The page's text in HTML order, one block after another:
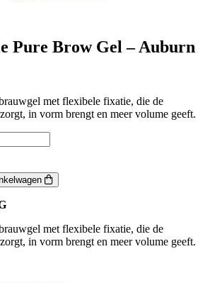
Pure Brow Gel – Auburn
met flexibele fixatie, die de
in vorm brengt en meer volume geeft.
met flexibele fixatie, die de
in vorm brengt en meer volume geeft.